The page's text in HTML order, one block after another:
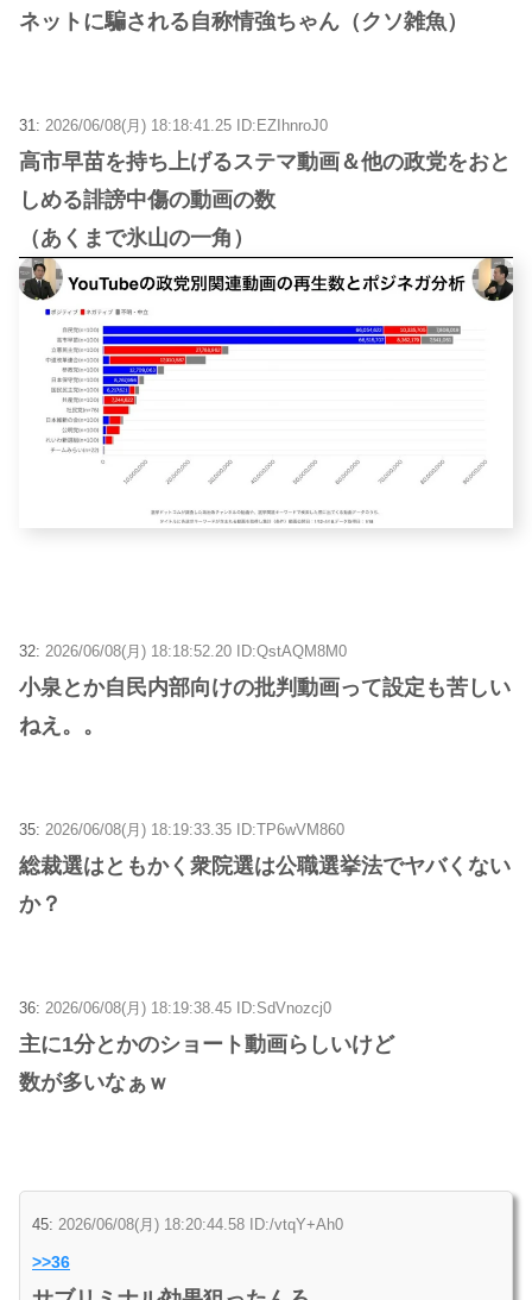
ネットに騙される自称情強ちゃん（クソ雑魚）
31: 2026/06/08(月) 18:18:41.25 ID:EZIhnroJ0
高市早苗を持ち上げるステマ動画＆他の政党をおと
しめる誹謗中傷の動画の数
（あくまで氷山の一角）
32: 2026/06/08(月) 18:18:52.20 ID:QstAQM8M0
小泉とか自民内部向けの批判動画って設定も苦しい
ねえ。。
35: 2026/06/08(月) 18:19:33.35 ID:TP6wVM860
総裁選はともかく衆院選は公職選挙法でヤバくない
か？
36: 2026/06/08(月) 18:19:38.45 ID:SdVnozcj0
主に1分とかのショート動画らしいけど
数が多いなぁｗ
45: 2026/06/08(月) 18:20:44.58 ID:/vtqY+Ah0
>>36